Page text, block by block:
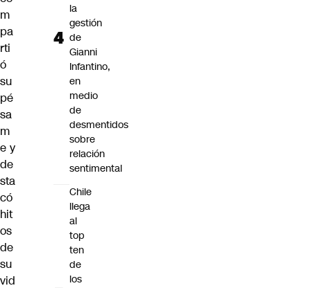
m
pa
rti
ó
su
pé
sa
m
e y
de
sta
có
hit
os
de
su
vid
la
gestión
de
Gianni
Infantino,
en
medio
de
desmentidos
sobre
relación
sentimental
Chile
llega
al
top
ten
de
los